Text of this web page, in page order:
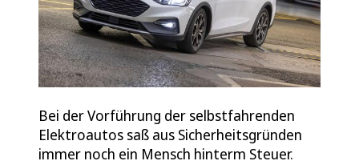
Bei der Vorführung der selbstfahrenden
Elektroautos saß aus Sicherheitsgründen
immer noch ein Mensch hinterm Steuer.